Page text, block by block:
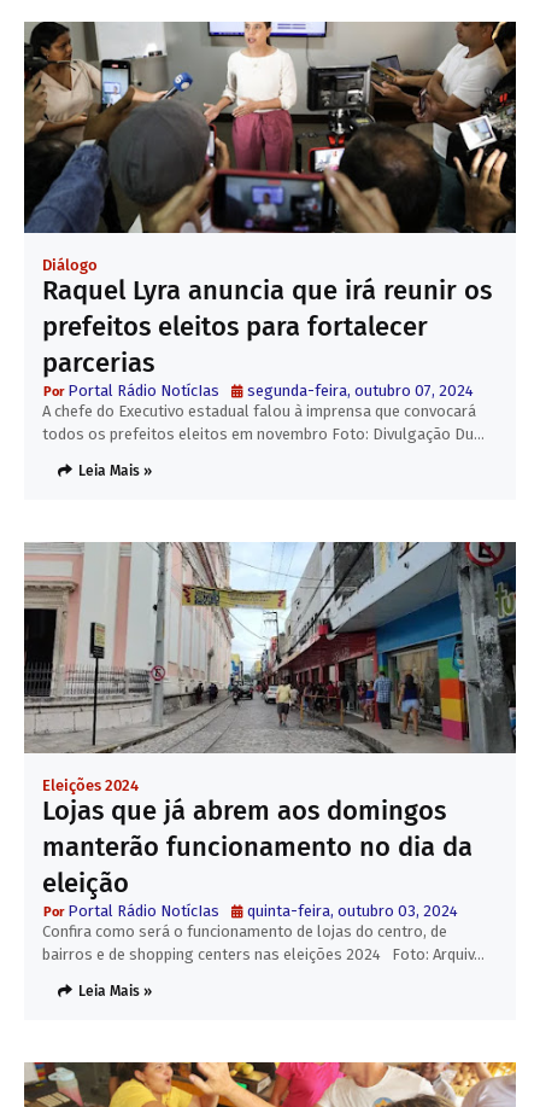
Diálogo
Raquel Lyra anuncia que irá reunir os
prefeitos eleitos para fortalecer
parcerias
Portal Rádio NotícIas
segunda-feira, outubro 07, 2024
A chefe do Executivo estadual falou à imprensa que convocará
todos os prefeitos eleitos em novembro Foto: Divulgação Du…
Leia Mais »
Eleições 2024
Lojas que já abrem aos domingos
manterão funcionamento no dia da
eleição
Portal Rádio NotícIas
quinta-feira, outubro 03, 2024
Confira como será o funcionamento de lojas do centro, de
bairros e de shopping centers nas eleições 2024 Foto: Arquiv…
Leia Mais »